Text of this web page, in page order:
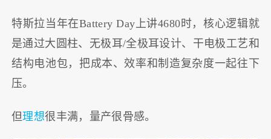
特斯拉当年在Battery Day上讲4680时，核心逻辑就
是通过大圆柱、无极耳/全极耳设计、干电极工艺和
结构电池包，把成本、效率和制造复杂度一起往下
压。
但理想很丰满，量产很骨感。